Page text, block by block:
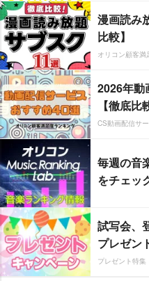
漫画読み
比較】
オリコン顧客
2026年動
【徹底比
CS動画配信サ
毎週の音
をチェッ
試写会、
プレゼン
プレゼント特集